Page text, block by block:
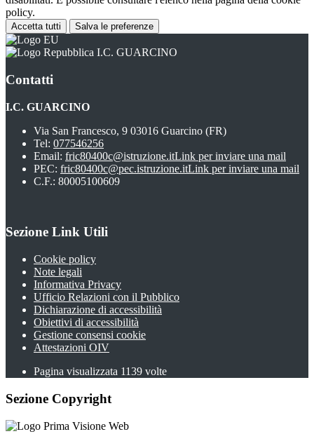
policy.
Accetta tutti Salva le preferenze
I.C. GUARCINO
Contatti
I.C. GUARCINO
Via San Francesco, 9 03016 Guarcino (FR)
Tel: 077546256
Email: fric80400c@istruzione.itLink per inviare una mail
PEC: fric80400c@pec.istruzione.itLink per inviare una mail
C.F.: 80005100609
Sezione Link Utili
Cookie policy
Note legali
Informativa Privacy
Ufficio Relazioni con il Pubblico
Dichiarazione di accessibilità
Obiettivi di accessibilità
Gestione consensi cookie
Attestazioni OIV
Pagina visualizzata 1139 volte
Sezione Copyright